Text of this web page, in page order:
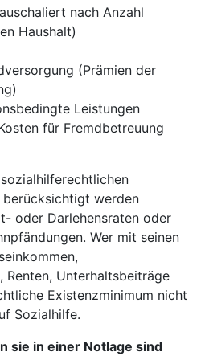
nach Anzahl
Haushalt)
(Prämien der
Leistungen
für Fremdbetreuung
werden
oder Darlehensraten oder
Wer mit seinen
Renten, Unterhaltsbeiträge
Existenzminimum nicht
Sozialhilfe.
sie in einer Notlage sind